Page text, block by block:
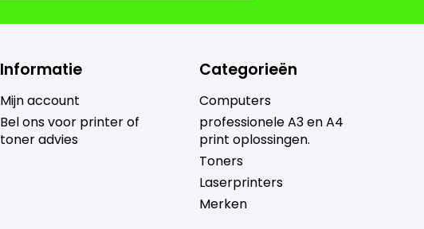
Informatie
Mijn account
Bel ons voor printer of
toner advies
Categorieën
Computers
professionele A3 en A4
print oplossingen.
Toners
Laserprinters
Merken